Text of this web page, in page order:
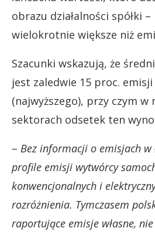
obrazu działalności spółki
wielokrotnie większe niż
Szacunki wskazują, że
jest zaledwie 15 proc. emisji
(najwyższego), przy czym w
sektorach odsetek ten
– Bez informacji o emisjach w
profile emisji wytwórcy
konwencjonalnych i
rozróżnienia. Tymczasem
raportujące emisje własne,